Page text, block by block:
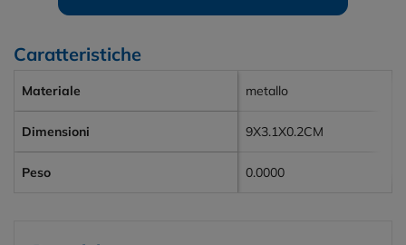
Caratteristiche
Materiale metallo
Dimensioni 9X3.1X0.2CM
Peso 0.0000